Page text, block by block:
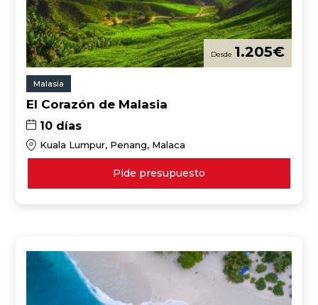
1.205€
Malasia
El Corazón de Malasia
10 días
Kuala Lumpur, Penang, Malaca
Pide presupuesto